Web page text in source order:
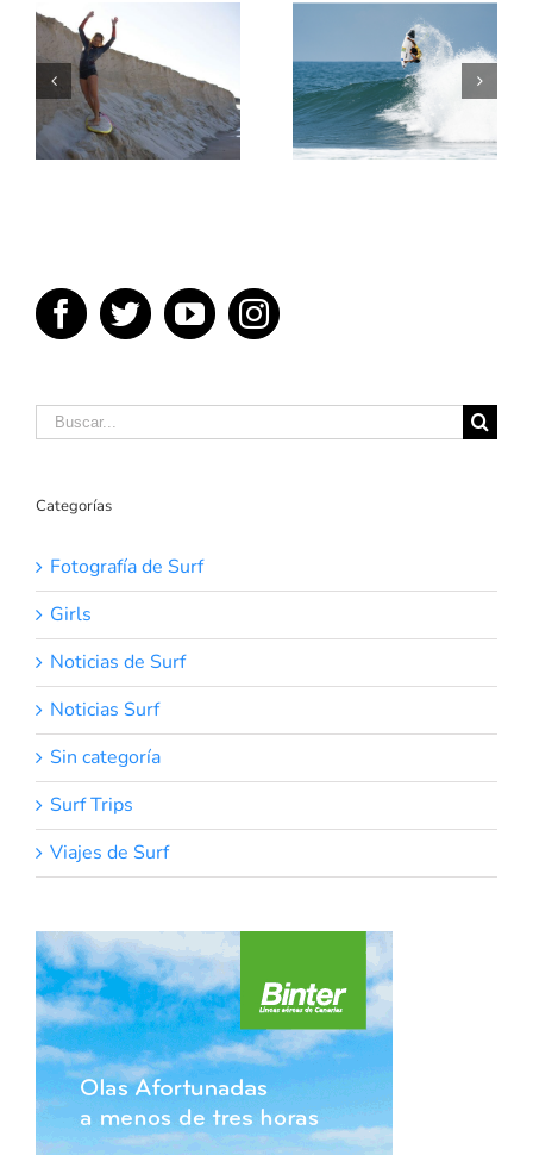
5 MEJORES
PELICULAS
DE SURF
TE
ENSEÑAMOS
UN POCO
SOBRE
TÉRMINOS
Buscar:
Categorías
Fotografía de Surf
Girls
Noticias de Surf
Noticias Surf
Sin categoría
Surf Trips
Viajes de Surf